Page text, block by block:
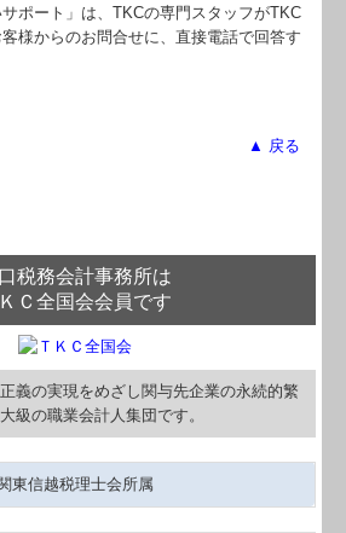
税務会計事務所は
Ｃ全国会会員です
義の実現をめざし関与先企業の永続的繁
級の職業会計人集団です。
東信越税理士会所属
ポート」は、TKCの専門スタッフがTKC
様からのお問合せに、直接電話で回答す
▲ 戻る